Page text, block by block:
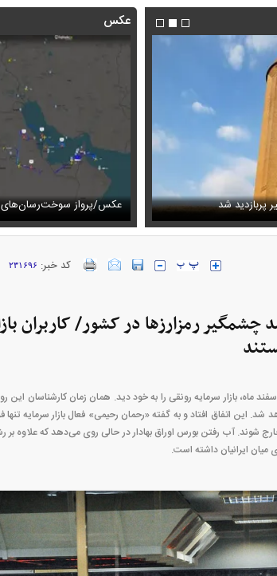
رئیس تیم مذاکره‌کننده
فیلم/ترامپ نشست خبری خود را
عکس
در خلیج فارس عکس دیده‌نشده ظل‌السلطنه
کد خبر: ۲۳۱۶۹۶
رمزارز‌ها در کشور/ کاربران
ماه، بازار سرمایه رونقی را به خود دید. همان زمان کارشناسان این
این اتفاق افتاد و به گفته «رحمان رحیمی» فعال بازار سرمایه
خارج شوند. آب رفتن بورس اوراق بهادار در حالی روی می‌دهد که علاوه
میان ایرانیان داشته است.
۱۴۰۵